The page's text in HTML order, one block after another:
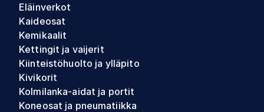
Eläinverkot
Kaideosat
Kemikaalit
Kettingit ja vaijerit
Kiinteistöhuolto ja ylläpito
Kivikorit
Kolmilanka-aidat ja portit
Koneosat ja pneumatiikka